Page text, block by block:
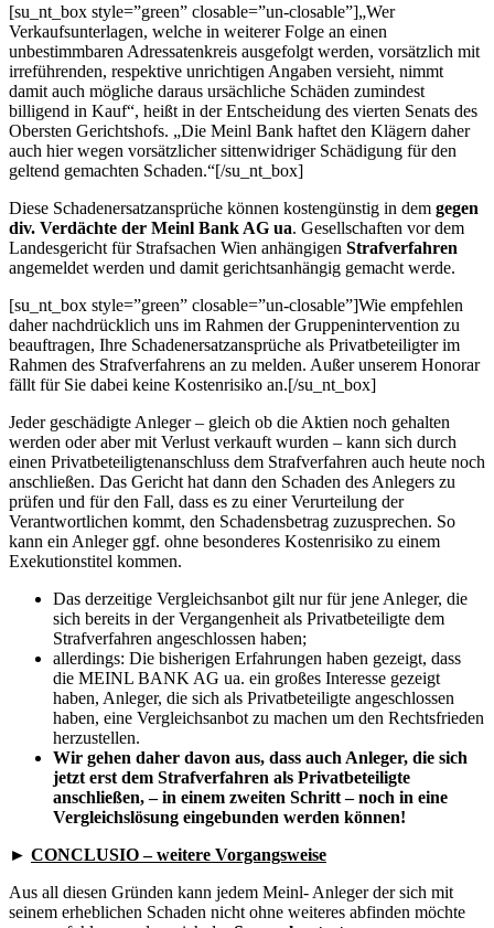
[su_nt_box style=”green” closable=”un-closable”]„Wer
Verkaufsunterlagen, welche in weiterer Folge an einen
unbestimmbaren Adressatenkreis ausgefolgt werden, vorsätzlich mit
irreführenden, respektive unrichtigen Angaben versieht, nimmt
damit auch mögliche daraus ursächliche Schäden zumindest
billigend in Kauf“, heißt in der Entscheidung des vierten Senats des
Obersten Gerichtshofs. „Die Meinl Bank haftet den Klägern daher
auch hier wegen vorsätzlicher sittenwidriger Schädigung für den
geltend gemachten Schaden.“[/su_nt_box]
Diese Schadenersatzansprüche können kostengünstig in dem gegen
div. Verdächte der Meinl Bank AG ua. Gesellschaften vor dem
Landesgericht für Strafsachen Wien anhängigen Strafverfahren
angemeldet werden und damit gerichtsanhängig gemacht werde.
[su_nt_box style=”green” closable=”un-closable”]Wie empfehlen
daher nachdrücklich uns im Rahmen der Gruppenintervention zu
beauftragen, Ihre Schadenersatzansprüche als Privatbeteiligter im
Rahmen des Strafverfahrens an zu melden. Außer unserem Honorar
fällt für Sie dabei keine Kostenrisiko an.[/su_nt_box]
Jeder geschädigte Anleger – gleich ob die Aktien noch gehalten
werden oder aber mit Verlust verkauft wurden – kann sich durch
einen Privatbeteiligtenanschluss dem Strafverfahren auch heute noch
anschließen. Das Gericht hat dann den Schaden des Anlegers zu
prüfen und für den Fall, dass es zu einer Verurteilung der
Verantwortlichen kommt, den Schadensbetrag zuzusprechen. So
kann ein Anleger ggf. ohne besonderes Kostenrisiko zu einem
Exekutionstitel kommen.
Das derzeitige Vergleichsanbot gilt nur für jene Anleger, die
sich bereits in der Vergangenheit als Privatbeteiligte dem
Strafverfahren angeschlossen haben;
allerdings: Die bisherigen Erfahrungen haben gezeigt, dass
die MEINL BANK AG ua. ein großes Interesse gezeigt
haben, Anleger, die sich als Privatbeteiligte angeschlossen
haben, eine Vergleichsanbot zu machen um den Rechtsfrieden
herzustellen.
Wir gehen daher davon aus, dass auch Anleger, die sich
jetzt erst dem Strafverfahren als Privatbeteiligte
anschließen, – in einem zweiten Schritt – noch in eine
Vergleichslösung eingebunden werden können!
► CONCLUSIO – weitere Vorgangsweise
Aus all diesen Gründen kann jedem Meinl- Anleger der sich mit
seinem erheblichen Schaden nicht ohne weiteres abfinden möchte